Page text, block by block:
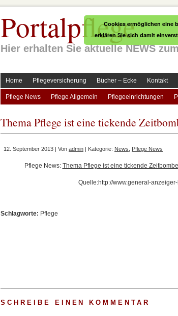
Portalpflege
Hier erhalten Sie aktuelle NEWS
Home Pflegeversicherung Bücher – Ecke Kontakt
Pflege News Pflege Allgemein Pflegeeinrichtungen
Thema Pflege ist eine tickende
12. September 2013 | Von admin | Kategorie: News Pflege News
Pflege News: Thema Pflege ist eine tickende Zeitbombe
Quelle:http://www.general-
Schlagworte: Pflege
SCHREIBE EINEN KOMMENTAR
Cookies ermöglichen eine
erklären Sie sich damit